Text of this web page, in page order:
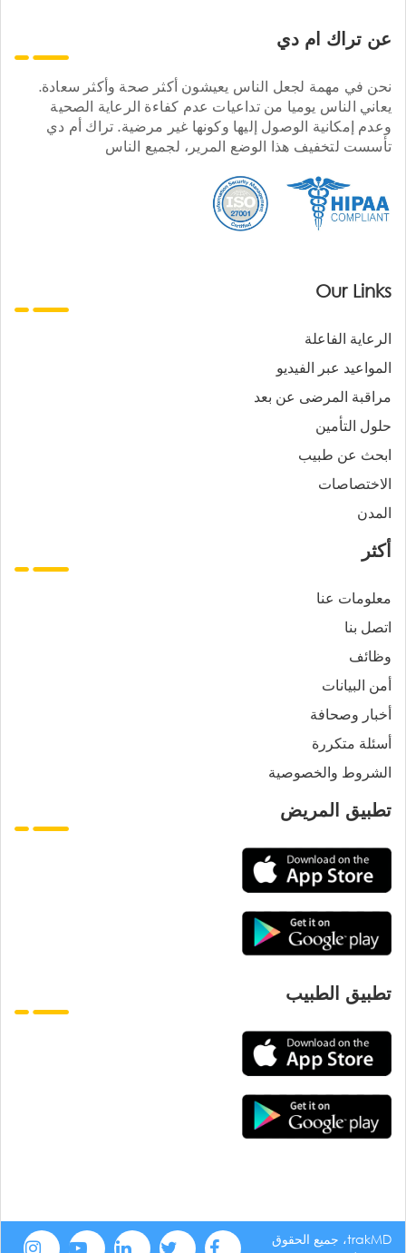
عن تراك ام دي
نحن في مهمة لجعل الناس يعيشون أكثر صحة وأكثر سعادة.
يعاني الناس يوميا من تداعيات عدم كفاءة الرعاية الصحية
وعدم إمكانية الوصول إليها وكونها غير مرضية. تراك أم دي
تأسست لتخفيف هذا الوضع المرير، لجميع الناس
Our Links
الرعاية الفاعلة
المواعيد عبر الفيديو
مراقبة المرضى عن بعد
حلول التأمين
ابحث عن طبيب
الاختصاصات
المدن
أكثر
معلومات عنا
اتصل بنا
وظائف
أمن البيانات
أخبار وصحافة
أسئلة متكررة
الشروط والخصوصية
تطبيق المريض
تطبيق الطبيب
trakMD، جميع الحقوق